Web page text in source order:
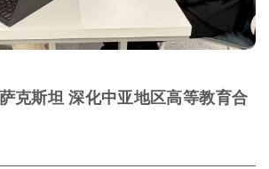
克斯坦 深化中亚地区高等教育合